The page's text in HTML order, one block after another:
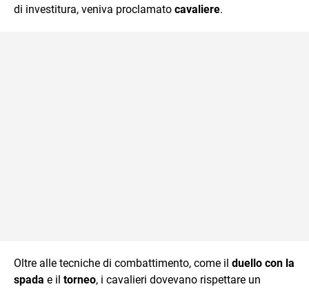
di investitura, veniva proclamato cavaliere.
Oltre alle tecniche di combattimento, come il duello con la
spada e il torneo, i cavalieri dovevano rispettare un